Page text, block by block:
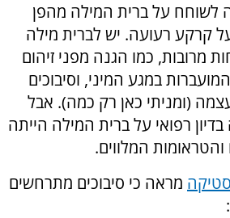
לשוחח על ברית המילה מהפן
קרקע רעועה. יש לברית מילה
מרובות, כמו הגנה מפני זיהום
במגע המיני, וסיבוכים
(ומניתי כאן רק כמה). אבל
רפואי על ברית המילה הייתה
המלווים.
מראה כי סיבוכים מתרחשים